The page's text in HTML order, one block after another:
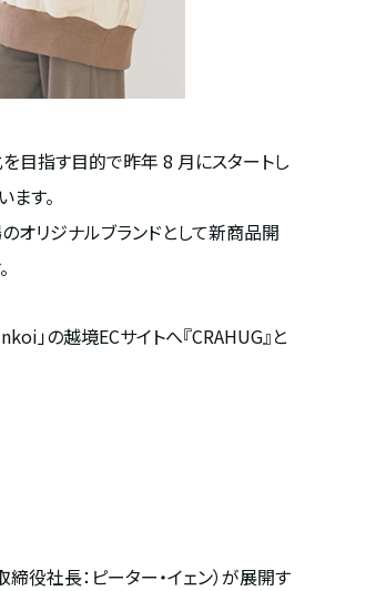
目指す目的で昨年 8 月にスタートし
す。
オリジナルブランドとして新商品開
」の越境ECサイトへ『CRAHUG』と
役社長：ピーター・イェン）が展開す